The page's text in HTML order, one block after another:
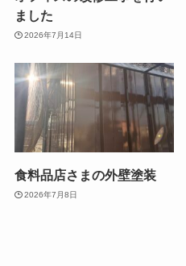
ました
2026年7月14日
食料品店さまの外壁塗装
2026年7月8日